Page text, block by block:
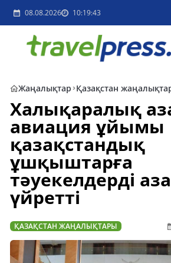
08.08.2026 10:19:43
Жаңалықтар Қазақстан
Халықаралық
авиация ұйымы
қазақстандық
ұшқыштарға
тәуекелдерді
үйретті
ҚАЗАҚСТАН ЖАҢАЛЫҚТАРЫ